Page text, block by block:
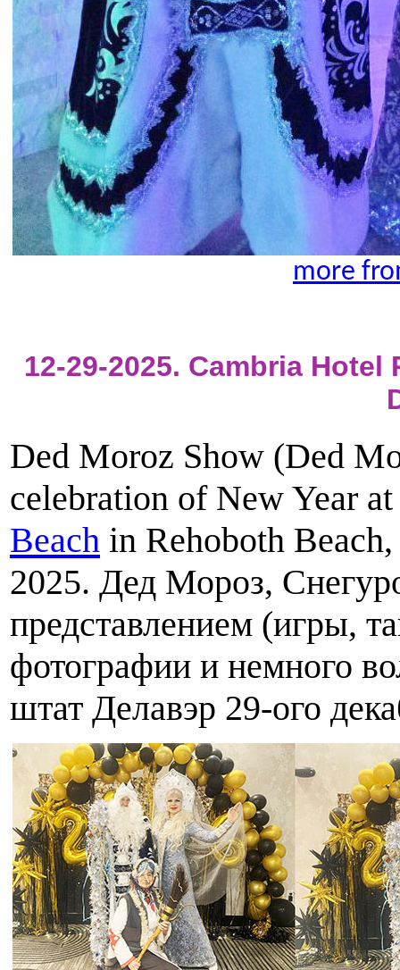
more
12-29-2025. Cambria
Ded Moroz Show (Ded
celebration of New Year
Beach in Rehoboth
2025. Дед Мороз,
представлением (игры,
фотографии и немного
штат Делавэр 29-ого